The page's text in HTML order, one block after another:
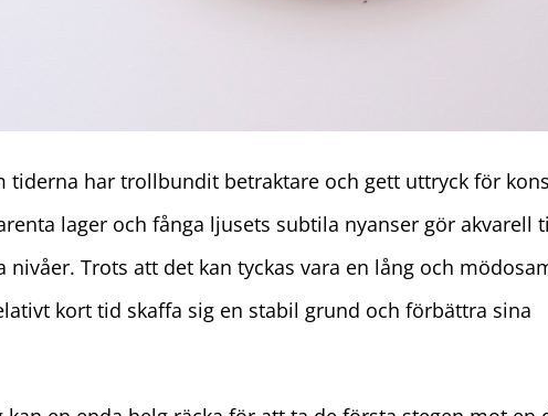
har trollbundit betraktare och gett uttryck för
lager och fånga ljusets subtila nyanser gör akvarell
Trots att det kan tyckas vara en lång och
kort tid skaffa sig en stabil grund och förbättra sina